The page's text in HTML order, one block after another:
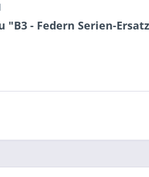
- Federn Serien-